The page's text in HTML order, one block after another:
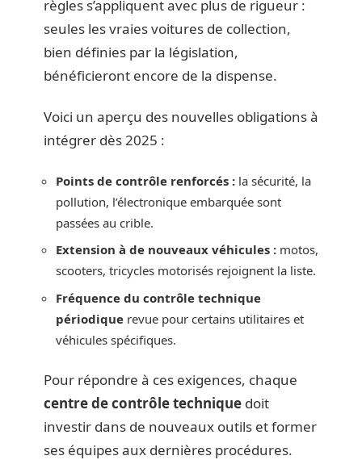
règles s’appliquent avec plus de rigueur :
seules les vraies voitures de collection,
bien définies par la législation,
bénéficieront encore de la dispense.
Voici un aperçu des nouvelles obligations à
intégrer dès 2025 :
Points de contrôle renforcés : la sécurité, la
pollution, l’électronique embarquée sont
passées au crible.
Extension à de nouveaux véhicules : motos,
scooters, tricycles motorisés rejoignent la liste.
Fréquence du contrôle technique
périodique revue pour certains utilitaires et
véhicules spécifiques.
Pour répondre à ces exigences, chaque
centre de contrôle technique doit
investir dans de nouveaux outils et former
ses équipes aux dernières procédures.